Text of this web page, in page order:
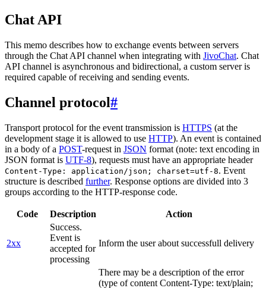
Chat API
This memo describes how to exchange events between servers
through the Chat API channel when integrating with JivoChat. Chat
API channel is asynchronous and bidirectional, a custom server is
required capable of receiving and sending events.
Channel protocol#
Transport protocol for the event transmission is HTTPS (at the
development stage it is allowed to use HTTP). An event is contained
in a body of a POST-request in JSON format (note: text encoding in
JSON format is UTF-8), requests must have an appropriate header
Content-Type: application/json; charset=utf-8. Event
structure is described further. Response options are divided into 3
groups according to the HTTP-response code.
Code Description Action
2xx
Success.
Event is
accepted for
processing
Inform the user about successfull delivery
There may be a description of the error
(type of content Content-Type: text/plain;